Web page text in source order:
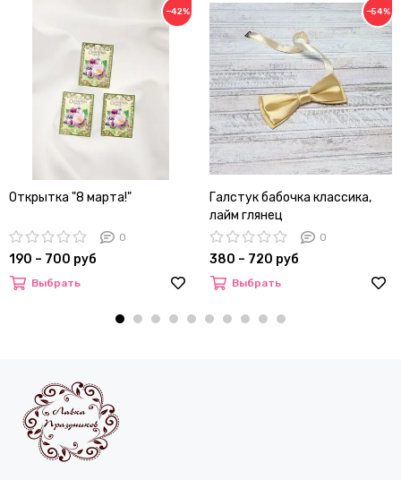
−42%
Открытка "8 марта!"
0
190 – 700 руб
Выбрать
−54%
Галстук бабочка классика,
лайм глянец
0
380 – 720 руб
Выбрать